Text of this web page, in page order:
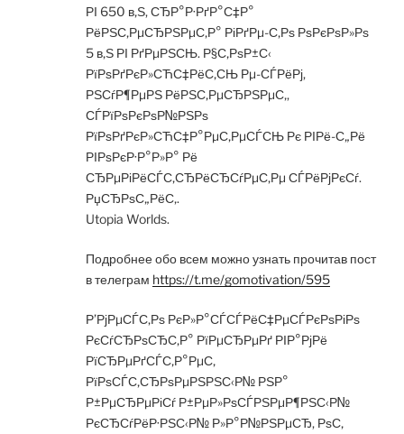
РІ 650 в‚Ѕ, СЂР°Р·РґР°С‡Р°
РёРЅС‚РµСЂРЅРµС‚Р° РіРґРµ-С‚Рѕ РѕРєРѕР»Рѕ
5 в‚Ѕ РІ РґРµРЅСЊ. Р§С‚РѕР±С‹
РїРѕРґРєР»СЋС‡РёС‚СЊ Рµ-СЃРёРј,
РЅСѓР¶РµРЅ РёРЅС‚РµСЂРЅРµС‚,
СЃРїРѕРєРѕР№РЅРѕ
РїРѕРґРєР»СЋС‡Р°РµС‚РµСЃСЊ Рє РІРё-С„Рё
РІРѕРєР·Р°Р»Р° Рё
СЂРµРіРёСЃС‚СЂРёСЂСѓРµС‚Рµ СЃРёРјРєСѓ.
РџСЂРѕС„РёС‚.
Utopia Worlds.
Подробнее обо всем можно узнать прочитав пост
в телеграм https://t.me/gomotivation/595
Р’РјРµСЃС‚Рѕ РєР»Р°СЃСЃРёС‡РµСЃРєРѕРіРѕ
РєСѓСЂРѕСЂС‚Р° РїРµСЂРµРґ РІР°РјРё
РїСЂРµРґСЃС‚Р°РµС‚
РїРѕСЃС‚СЂРѕРµРЅРЅС‹Р№ РЅР°
Р±РµСЂРµРіСѓ Р±РµР»РѕСЃРЅРµР¶РЅС‹Р№
РєСЂСѓРёР·РЅС‹Р№ Р»Р°Р№РЅРµСЂ, РѕС‚